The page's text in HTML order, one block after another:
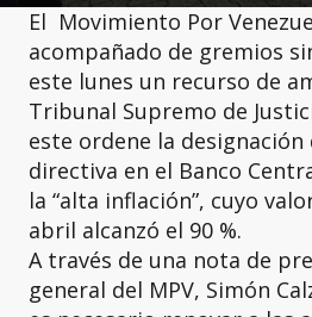
El Movimiento Por
acompañado de gremios
este lunes un recurso de
Tribunal Supremo de
este ordene la designación
directiva en el Banco
la “alta inflación”, cuyo
abril alcanzó el 90 %.
A través de una nota de
general del MPV, Simón